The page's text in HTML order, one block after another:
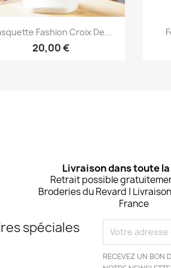
Aperçu rapide
Fashion Croix De...
20,00 €
Livraison dans toute
Retrait possible
Broderies du Revard |
France
spéciales
RECEVEZ UN BON